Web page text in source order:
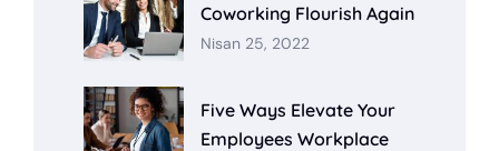
Coworking Flourish Again
Nisan 25, 2022
Five Ways Elevate Your
Employees Workplace